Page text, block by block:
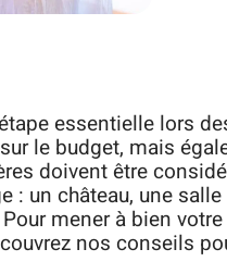
essentielle lors
le budget, mais
doivent être
: un château, une
mener à bien
nos conseils